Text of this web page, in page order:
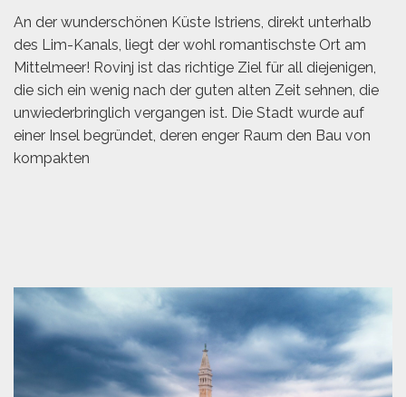
An der wunderschönen Küste Istriens, direkt unterhalb
des Lim-Kanals, liegt der wohl romantischste Ort am
Mittelmeer! Rovinj ist das richtige Ziel für all diejenigen,
die sich ein wenig nach der guten alten Zeit sehnen, die
unwiederbringlich vergangen ist. Die Stadt wurde auf
einer Insel begründet, deren enger Raum den Bau von
kompakten